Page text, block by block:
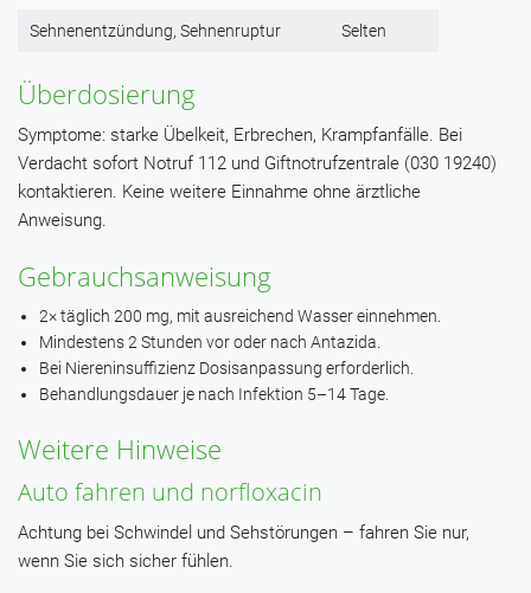
Sehnenentzündung, Sehnenruptur Selten
Überdosierung
Symptome: starke Übelkeit, Erbrechen, Krampfanfälle. Bei
Verdacht sofort Notruf 112 und Giftnotrufzentrale (030 19240)
kontaktieren. Keine weitere Einnahme ohne ärztliche
Anweisung.
Gebrauchsanweisung
2× täglich 200 mg, mit ausreichend Wasser einnehmen.
Mindestens 2 Stunden vor oder nach Antazida.
Bei Niereninsuffizienz Dosisanpassung erforderlich.
Behandlungsdauer je nach Infektion 5–14 Tage.
Weitere Hinweise
Auto fahren und norfloxacin
Achtung bei Schwindel und Sehstörungen – fahren Sie nur,
wenn Sie sich sicher fühlen.